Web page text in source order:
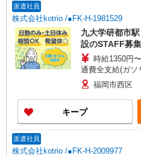
派遣社員
株式会社kotrio /●FK-H-1981529
九大学研都市
設のSTAFF募集
時給1350円
通費全支給(ガソ
福岡市西区
キープ
派遣社員
株式会社kotrio /●FK-H-2009977